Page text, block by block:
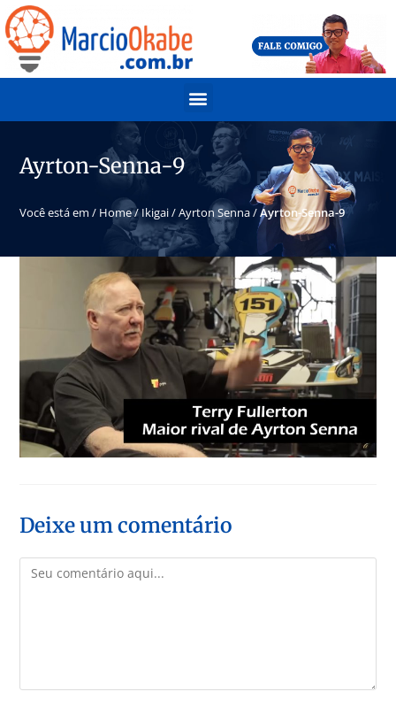
Ayrton-Senna-9
Você está em / Home/Ikigai/Ayrton Senna/Ayrton-Senna-9
Deixe um comentário